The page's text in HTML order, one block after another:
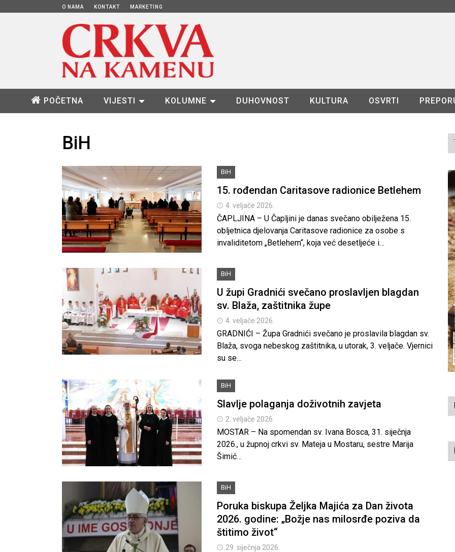
O NAMA KONTAKT MARKETING
POČETNA VIJESTI KOLUMNE DUHOVNOST KULTURA OSVRTI
BiH
BiH
15. rođendan Caritasove radionice Betlehem
4. veljače 2026.
ČAPLJINA – U Čapljini je danas svečano obilježena 15.
obljetnica djelovanja Caritasove radionice za osobe s
invaliditetom „Betlehem“, koja već desetljeće i…
BiH
U župi Gradnići svečano proslavljen blagdan
sv. Blaža, zaštitnika župe
4. veljače 2026.
GRADNIĆI – Župa Gradnići svečano je proslavila blagdan sv.
Blaža, svoga nebeskog zaštitnika, u utorak, 3. veljače. Vjernici
su se…
BiH
Slavlje polaganja doživotnih zavjeta
2. veljače 2026.
MOSTAR – Na spomendan sv. Ivana Bosca, 31. siječnja
2026., u župnoj crkvi sv. Mateja u Mostaru, sestre Marija
Šimić…
BiH
Poruka biskupa Željka Majića za Dan života
2026. godine: „Božje nas milosrđe poziva da
štitimo život“
29. siječnja 2026.